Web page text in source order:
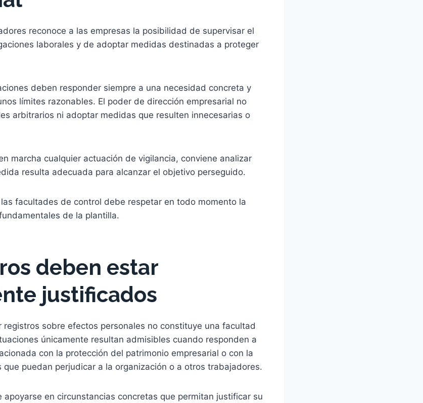
reconoce a las empresas la posibilidad de supervisar el
laborales y de adoptar medidas destinadas a proteger
deben responder siempre a una necesidad concreta y
límites razonables. El poder de dirección empresarial no
arbitrarios ni adoptar medidas que resulten innecesarias o
marcha cualquier actuación de vigilancia, conviene analizar
resulta adecuada para alcanzar el objetivo perseguido.
facultades de control debe respetar en todo momento la
de la plantilla.
deben estar
justificados
sobre efectos personales no constituye una facultad
únicamente resultan admisibles cuando responden a
con la protección del patrimonio empresarial o con la
puedan perjudicar a la organización o a otros trabajadores.
en circunstancias concretas que permitan justificar su